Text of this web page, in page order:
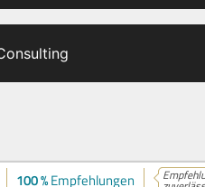
100 %Empfehlungen